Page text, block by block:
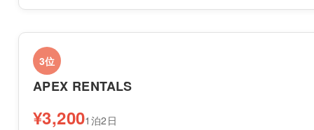
3位
APEX RENTALS
¥3,2001泊2日